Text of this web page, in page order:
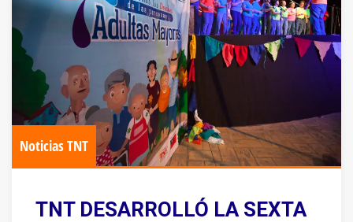
Noticias TNT
TNT DESARROLLÓ LA SEXTA